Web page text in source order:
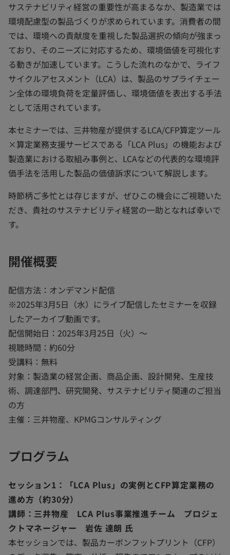
サステナビリティ経営の重要性が高まるなか、製造業では
環境配慮型の製品づくりが求められています。消費者の間
では、環境への貢献度を重視した製品選択の傾向が強まっ
ており、そのニーズに対応するため、環境価値を可視化す
る動きが加速しています。こうした流れのなかで、ライフ
サイクルアセスメント（LCA）は、製品のサプライチェー
ン全体の環境負荷を定量評価し、環境価値を表出する手法
として活用されています。
本セミナーでは、三井物産が提供するLCA/CFP算定ツール
×算定業務支援サービスである「LCA Plus」の機能および
製造業における取組み事例と、LCAなどの代表的な環境評
価手法を活用した製品の価値訴求について解説します。
時節柄ご多忙とは存じますが、ぜひこの機会にご視聴いた
だき、貴社のサステナビリティ経営の一助となれば幸いで
す。
開催概要
配信方法：オンデマンド配信
※2025年3月5日（水）にライブ配信したセミナーを収録
したアーカイブ動画です。
配信開始日：2025年3月25日（火）～
視聴時間：約60分
受講料：無料
対象：製造業の経営企画、商品企画、設計開発、生産技
術、調達部門、研究開発、サステナビリティ関連のご担当
の方
主催：三井物産、KPMGコンサルティング
プログラム
セッション1：「LCA Plus」の実例とCFP算定業務の
進め方（約30分）
講師：三井物産 LCA Plus事業推進チーム プロジェ
クトマネージャー 岩佐 達朗 氏
本セッションでは、製品カーボンフットプリント（CFP）